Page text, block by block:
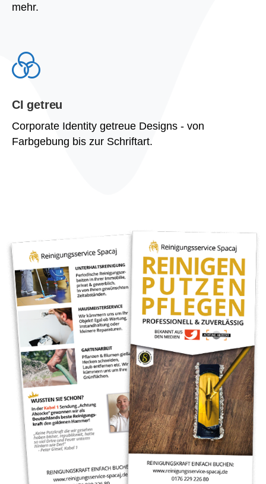
mehr.
CI getreu
Corporate Identity getreue Designs - von
Farbgebung bis zur Schriftart.